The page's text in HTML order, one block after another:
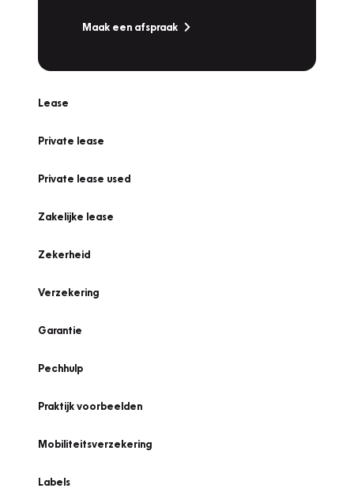
Maak een afspraak
Lease
Private lease
Private lease used
Zakelijke lease
Zekerheid
Verzekering
Garantie
Pechhulp
Praktijk voorbeelden
Mobiliteitsverzekering
Labels